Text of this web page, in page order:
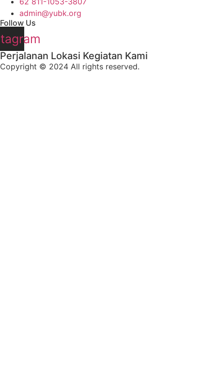
admin@yubk.org
Follow Us
Perjalanan Lokasi Kegiatan Kami
Copyright © 2024 All rights reserved.